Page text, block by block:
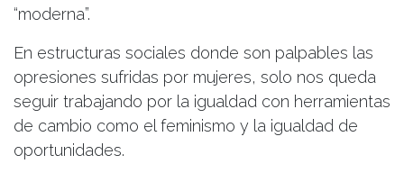
“moderna”.
En estructuras sociales donde son palpables las
opresiones sufridas por mujeres, solo nos queda
seguir trabajando por la igualdad con herramientas
de cambio como el feminismo y la igualdad de
oportunidades.